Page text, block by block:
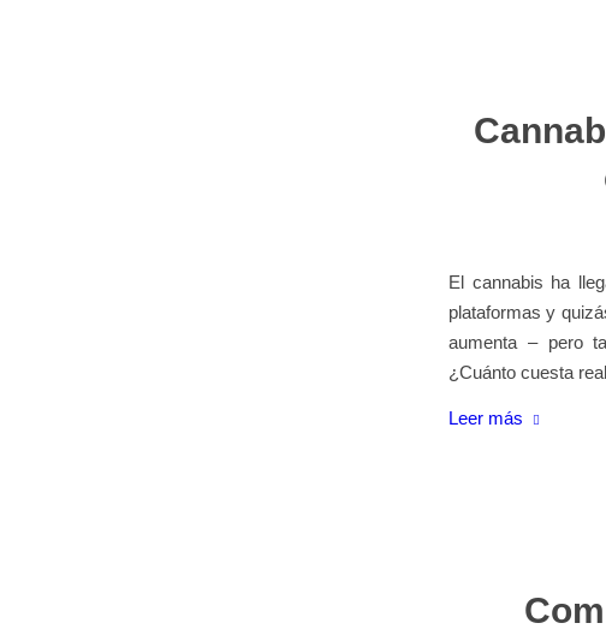
El cannabis ha
plataformas y
aumenta – pero
¿Cuánto cuesta
Leer más